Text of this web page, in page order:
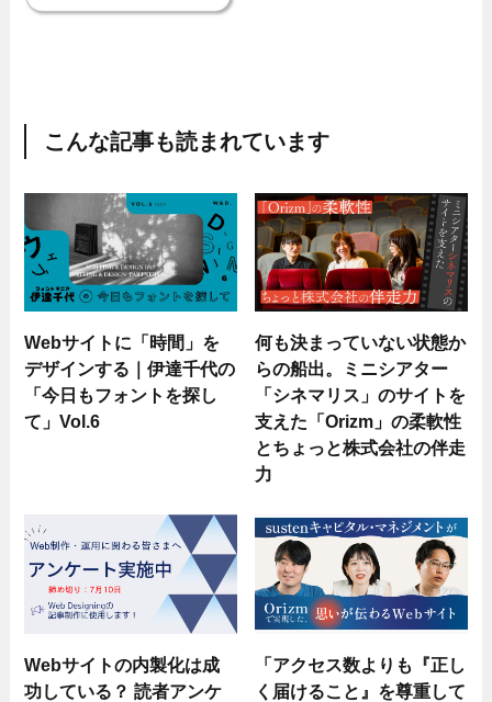
こんな記事も読まれています
Webサイトに「時間」を
デザインする｜伊達千代の
「今日もフォントを探し
て」Vol.6
何も決まっていない状態か
らの船出。ミニシアター
「シネマリス」のサイトを
支えた「Orizm」の柔軟性
とちょっと株式会社の伴走
力
Webサイトの内製化は成
功している？ 読者アンケ
「アクセス数よりも『正し
く届けること』を尊重して